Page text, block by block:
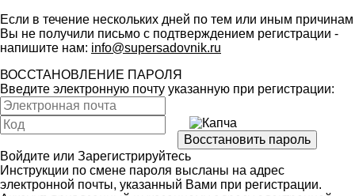
Если в течение нескольких дней по тем или иным причинам
Вы не получили письмо с подтверждением регистрации -
напишите нам: info@supersadovnik.ru
ВОССТАНОВЛЕНИЕ ПАРОЛЯ
Введите электронную почту указанную при регистрации:
Войдите или Зарегистрируйтесь
Инструкции по смене пароля высланы на адрес
электронной почты, указанный Вами при регистрации.